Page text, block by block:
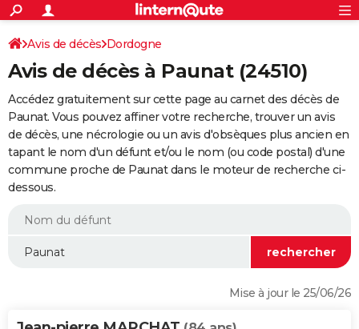
ACTUALITÉS
Politique
Société
Faits Divers
Education
Monde
Villes
+
SPORT
Coupe du monde 2026
Football
Tennis
Cyclisme
Rugby
Forum
Programme TV
TNT
Streaming
Cinéma
Sorties cinéma
Musique
+
FINANCE
Retraite
Epargne
Immobilier
Risques naturels par ville
Assurance
AUTO
Essais
Réserver un essai
Citadines
Berlines
SUV
Forum auto
+
HIGH-TECH
BRICOLAGE
WEEK-END
Avis de décès Dordogne
Avis de décès à Paunat (24510)
Accédez gratuitement sur cette page au carnet des décès de
Paunat. Vous pouvez affiner votre recherche, trouver un avis
de décès, une nécrologie ou un avis d'obsèques plus ancien en
tapant le nom d'un défunt et/ou le nom (ou code postal) d'une
commune proche de Paunat dans le moteur de recherche ci-
dessous.
Mise à jour le 25/06/26